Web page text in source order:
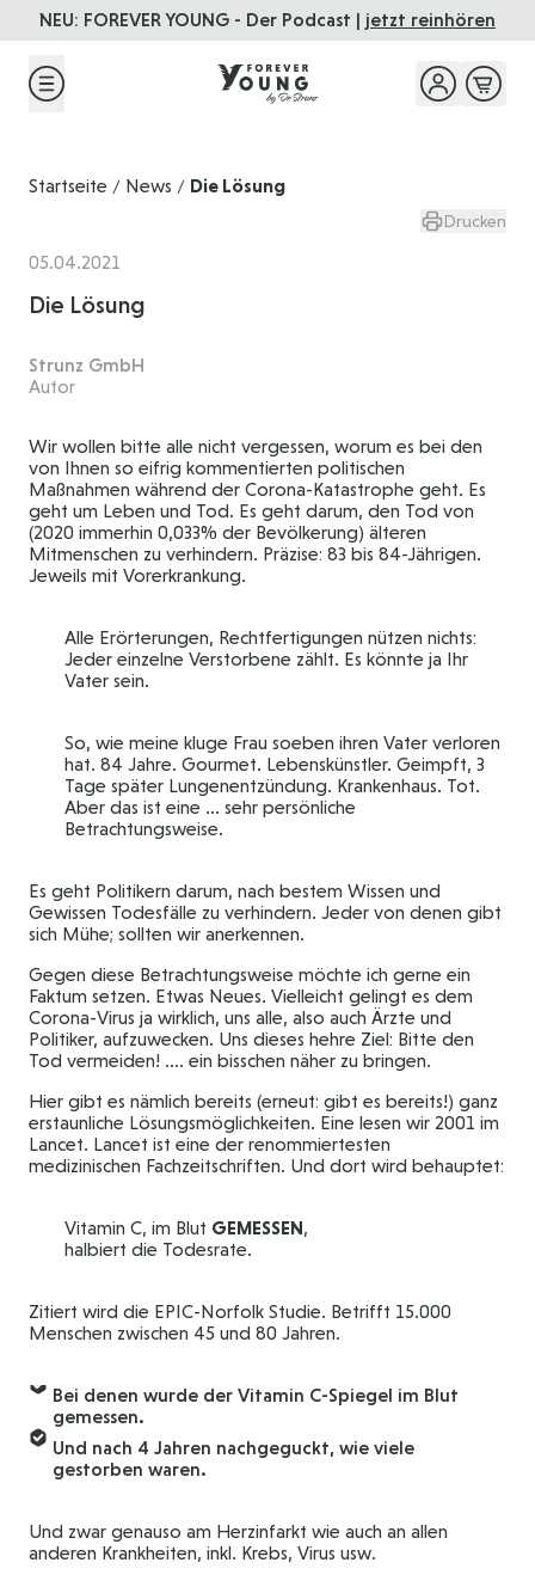
Direkt zum Inhalt
NEU: FOREVER YOUNG - Der Podcast | jetzt reinhören
Startseite / News / Die Lösung
Drucken
05.04.2021
Die Lösung
Strunz GmbH
Autor
Wir wollen bitte alle nicht vergessen, worum es bei den
von Ihnen so eifrig kommentierten politischen
Maßnahmen während der Corona-Katastrophe geht. Es
geht um Leben und Tod. Es geht darum, den Tod von
(2020 immerhin 0,033% der Bevölkerung) älteren
Mitmenschen zu verhindern. Präzise: 83 bis 84-Jährigen.
Jeweils mit Vorerkrankung.
Alle Erörterungen, Rechtfertigungen nützen nichts:
Jeder einzelne Verstorbene zählt. Es könnte ja Ihr
Vater sein.
So, wie meine kluge Frau soeben ihren Vater verloren
hat. 84 Jahre. Gourmet. Lebenskünstler. Geimpft, 3
Tage später Lungenentzündung. Krankenhaus. Tot.
Aber das ist eine ... sehr persönliche
Betrachtungsweise.
Es geht Politikern darum, nach bestem Wissen und
Gewissen Todesfälle zu verhindern. Jeder von denen gibt
sich Mühe; sollten wir anerkennen.
Gegen diese Betrachtungsweise möchte ich gerne ein
Faktum setzen. Etwas Neues. Vielleicht gelingt es dem
Corona-Virus ja wirklich, uns alle, also auch Ärzte und
Politiker, aufzuwecken. Uns dieses hehre Ziel: Bitte den
Tod vermeiden! …. ein bisschen näher zu bringen.
Hier gibt es nämlich bereits (erneut: gibt es bereits!) ganz
erstaunliche Lösungsmöglichkeiten. Eine lesen wir 2001 im
Lancet. Lancet ist eine der renommiertesten
medizinischen Fachzeitschriften. Und dort wird behauptet:
Vitamin C, im Blut GEMESSEN,
halbiert die Todesrate.
Zitiert wird die EPIC-Norfolk Studie. Betrifft 15.000
Menschen zwischen 45 und 80 Jahren.
Bei denen wurde der Vitamin C-Spiegel im Blut
gemessen.
Und nach 4 Jahren nachgeguckt, wie viele
gestorben waren.
Und zwar genauso am Herzinfarkt wie auch an allen
anderen Krankheiten, inkl. Krebs, Virus usw.